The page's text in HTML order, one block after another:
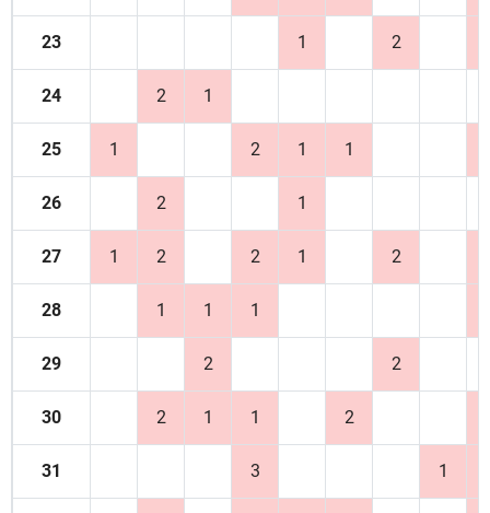
23 1 2
24 2 1
25 1 2 1 1
26 2 1
27 1 2 2 1 2
28 1 1 1
29 2 2
30 2 1 1 2
31 3 1